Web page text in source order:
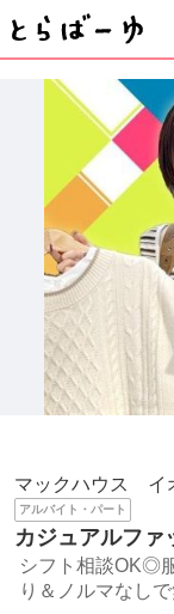
マックハウス イ
アルバイト・パート
カジュアルファ
シフト相談OK◎
り＆ノルマなし